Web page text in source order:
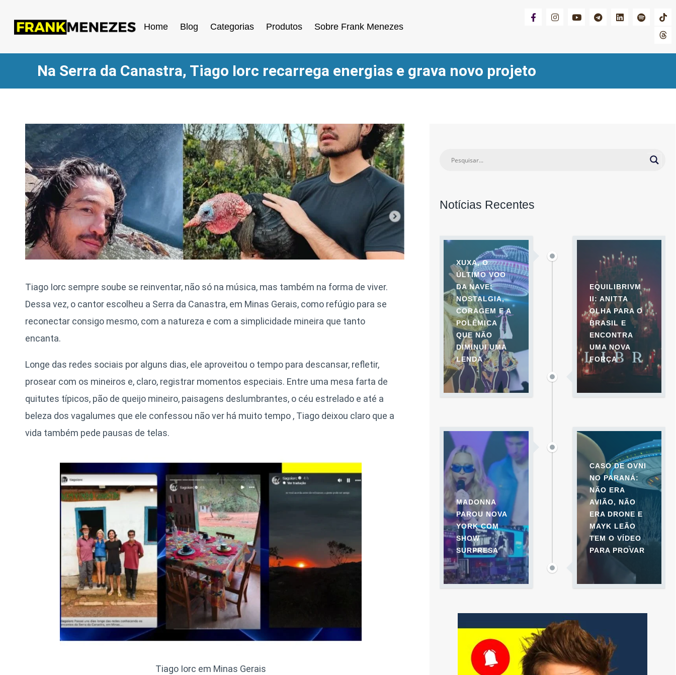
Home Blog Categorias Produtos Sobre Frank Menezes
Na Serra da Canastra, Tiago Iorc recarrega energias e grava novo projeto
Tiago Iorc sempre soube se reinventar, não só na música, mas também na forma de viver.
Dessa vez, o cantor escolheu a Serra da Canastra, em Minas Gerais, como refúgio para se
reconectar consigo mesmo, com a natureza e com a simplicidade mineira que tanto
encanta.
Longe das redes sociais por alguns dias, ele aproveitou o tempo para descansar, refletir,
prosear com os mineiros e, claro, registrar momentos especiais. Entre uma mesa farta de
quitutes típicos, pão de queijo mineiro, paisagens deslumbrantes, o céu estrelado e até a
beleza dos vagalumes que ele confessou não ver há muito tempo , Tiago deixou claro que a
vida também pede pausas de telas.
Tiago Iorc em Minas Gerais
Notícias Recentes
XUXA, O
ÚLTIMO VOO
DA NAVE:
NOSTALGIA,
CORAGEM E A
POLÊMICA
QUE NÃO
DIMINUI UMA
LENDA
EQUILIBRIVM
II: ANITTA
OLHA PARA O
BRASIL E
ENCONTRA
UMA NOVA
FORÇA
MADONNA
PAROU NOVA
YORK COM
SHOW
SURPRESA
CASO DE OVNI
NO PARANÁ:
NÃO ERA
AVIÃO, NÃO
ERA DRONE E
MAYK LEÃO
TEM O VÍDEO
PARA PROVAR